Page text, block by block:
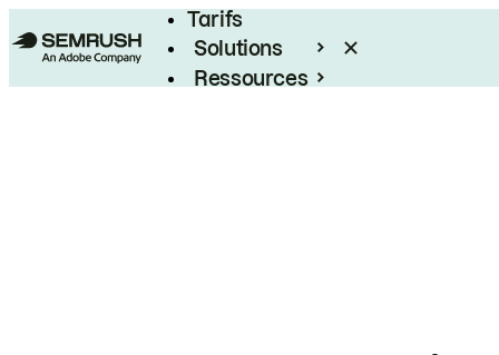
Tarifs
Solutions
Ressources